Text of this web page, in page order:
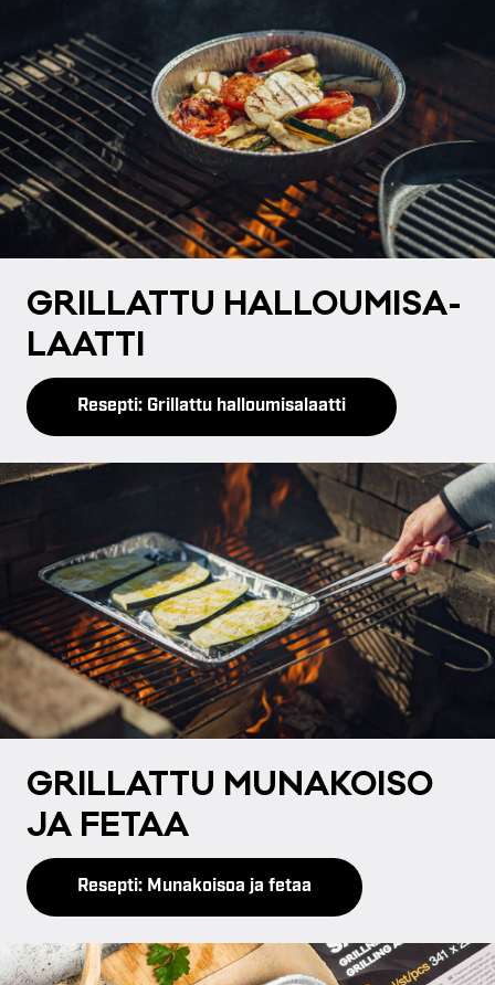
GRIL­LAT­TU HAL­LOU­MI­SA­
LAAT­TI
Resepti: Grillattu halloumisalaatti
GRIL­LAT­TU MU­NA­KOI­SO
JA FE­TAA
Resepti: Munakoisoa ja fetaa